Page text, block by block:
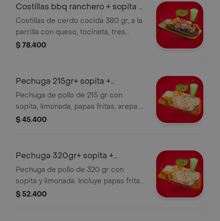
Costillas bbq ranchero + sopita +
limon
Costillas de cerdo cocida 380 gr, a la
parrilla con queso, tocineta, tres
complementos a elección, sopita y
$ 78.400
Pechuga 215gr+ sopita +
limonada
Pechuga de pollo de 215 gr con
sopita, limonada, papas fritas, arepa y
plátano maduro.
$ 45.400
Pechuga 320gr+ sopita +
limonada
Pechuga de pollo de 320 gr con
sopita y limonada. Incluye papas fritas,
arepa y plátano maduro.
$ 52.400